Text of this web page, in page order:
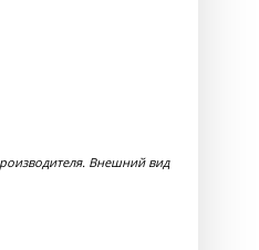
Внешний вид